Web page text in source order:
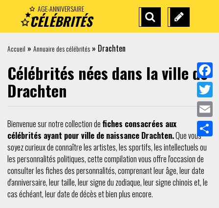
AGE-ANNIVERSAIRE
CÉLÉBRITÉS
RECHERCHE SUGGÉREZ
Accueil » Annuaire des célébrités » Drachten
Célébrités nées dans la ville de
Drachten
Bienvenue sur notre collection de fiches consacrées aux
célébrités ayant pour ville de naissance Drachten.Que vous
soyez curieux de connaître les artistes, les sportifs, les intellectuels ou
les personnalités politiques, cette compilation vous offre l'occasion de
consulter les fiches des personnalités, comprenant leur âge, leur date
d'anniversaire, leur taille, leur signe du zodiaque, leur signe chinois et, le
cas échéant, leur date de décès et bien plus encore.
Twitter
Email